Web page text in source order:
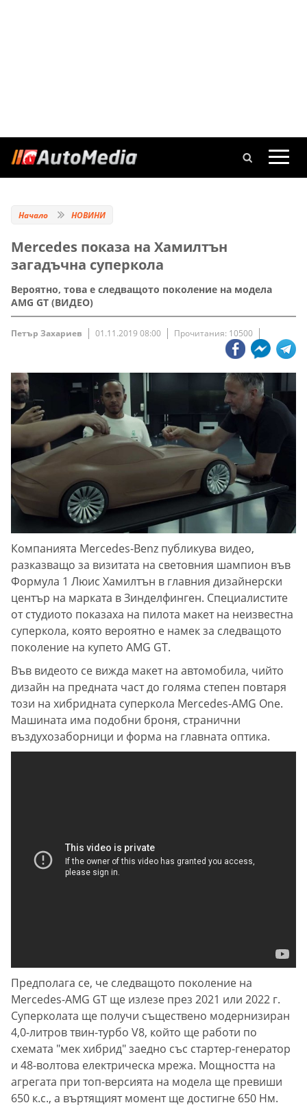
Начало НОВИНИ
Mercedes показа на Хамилтън
загадъчна суперкола
Вероятно, това е следващото поколение на модела
AMG GT (ВИДЕО)
Петър Захариев 01.11.2019 08:00 Прочитания: 10500
Компанията Mercedes-Benz публикува видео,
разказващо за визитата на световния шампион във
Формула 1 Люис Хамилтън в главния дизайнерски
център на марката в Зинделфинген. Специалистите
от студиото показаха на пилота макет на неизвестна
суперкола, която вероятно е намек за следващото
поколение на купето AMG GT.
Във видеото се вижда макет на автомобила, чийто
дизайн на предната част до голяма степен повтаря
този на хибридната суперкола Mercedes-AMG One.
Машината има подобни броня, странични
въздухозаборници и форма на главната оптика.
Предполага се, че следващото поколение на
Mercedes-AMG GT ще излезе през 2021 или 2022 г.
Суперколата ще получи съществено модернизиран
4,0-литров твин-турбо V8, който ще работи по
схемата "мек хибрид" заедно със стартер-генератор
и 48-волтова електрическа мрежа. Мощността на
агрегата при топ-версията на модела ще превиши
650 к.с., а въртящият момент ще достигне 650 Нм.